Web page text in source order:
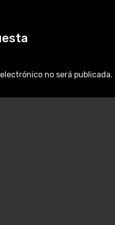
no será publicada.